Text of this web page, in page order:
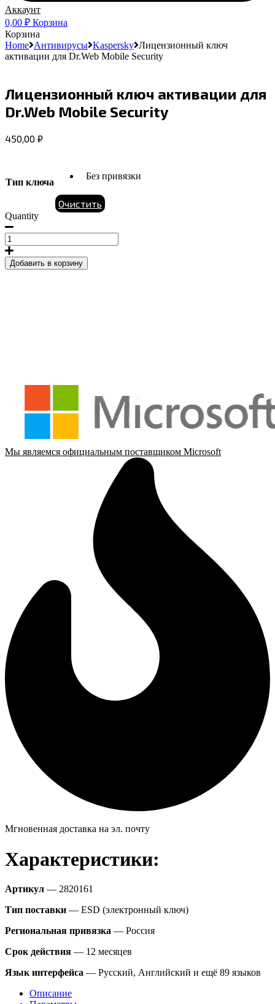
Аккаунт
0,00 ₽ Корзина
Корзина
Home Антивирусы Kaspersky Лицензионный ключ
активации для Dr.Web Mobile Security
Лицензионный ключ активации для
Dr.Web Mobile Security
450,00 ₽
Тип ключа
Без привязки
Очистить
Quantity
Лицензионный
ключ
активации
для
Добавить в корзину
Мы являемся официальным поставщиком Microsoft
Мгновенная доставка на эл. почту
Характеристики:
Артикул — 2820161
Тип поставки — ESD (электронный ключ)
Региональная привязка — Россия
Срок действия — 12 месяцев
Язык интерфейса — Русский, Английский и ещё 89 языков
Описание